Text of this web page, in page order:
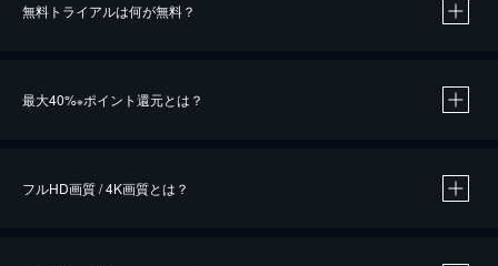
無料トライアルは何が無料？
最大40%※ポイント還元とは？
フルHD画質 / 4K画質とは？